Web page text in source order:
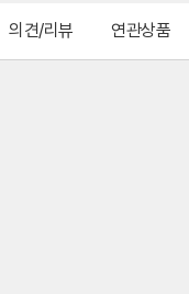
의견/리뷰 연관상품